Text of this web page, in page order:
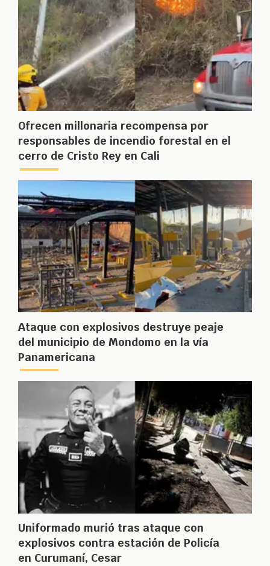
Ofrecen millonaria recompensa por
responsables de incendio forestal en el
cerro de Cristo Rey en Cali
Ataque con explosivos destruye peaje
del municipio de Mondomo en la vía
Panamericana
Uniformado murió tras ataque con
explosivos contra estación de Policía
en Curumaní, Cesar